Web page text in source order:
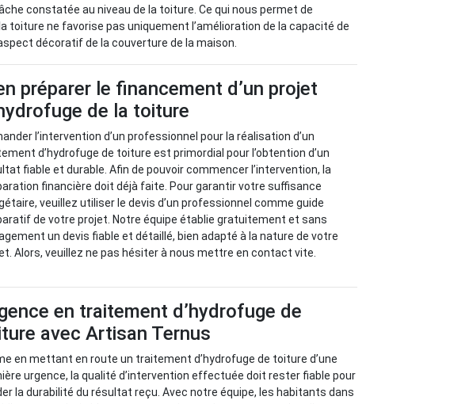
constatée au niveau de la toiture. Ce qui nous permet de
toiture ne favorise pas uniquement l’amélioration de la capacité de
décoratif de la couverture de la maison.
préparer le financement d’un projet
de la toiture
l’intervention d’un professionnel pour la réalisation d’un
d’hydrofuge de toiture est primordial pour l’obtention d’un
fiable et durable. Afin de pouvoir commencer l’intervention, la
financière doit déjà faite. Pour garantir votre suffisance
veuillez utiliser le devis d’un professionnel comme guide
de votre projet. Notre équipe établie gratuitement et sans
un devis fiable et détaillé, bien adapté à la nature de votre
Alors, veuillez ne pas hésiter à nous mettre en contact vite.
en traitement d’hydrofuge de
avec Artisan Ternus
en mettant en route un traitement d’hydrofuge de toiture d’une
urgence, la qualité d’intervention effectuée doit rester fiable pour
la durabilité du résultat reçu. Avec notre équipe, les habitants dans